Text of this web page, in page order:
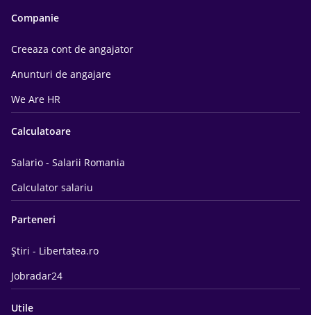
Companie
Creeaza cont de angajator
Anunturi de angajare
We Are HR
Calculatoare
Salario - Salarii Romania
Calculator salariu
Parteneri
Știri - Libertatea.ro
Jobradar24
Utile